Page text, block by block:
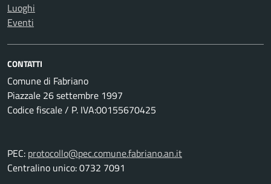
Luoghi
Eventi
CONTATTI
Comune di Fabriano
Piazzale 26 settembre 1997
Codice fiscale / P. IVA:00155670425
PEC: protocollo@pec.comune.fabriano.an.it
Centralino unico: 0732 7091